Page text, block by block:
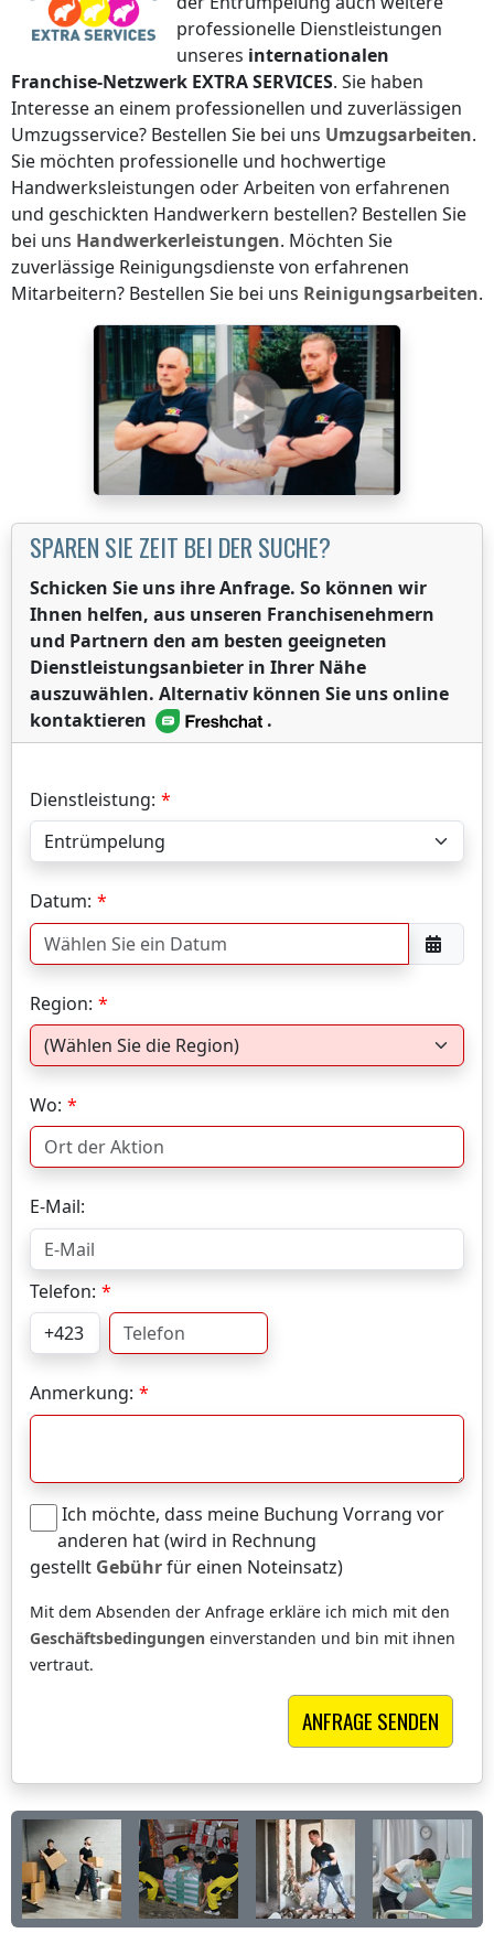
professionelle Dienstleistungen
unseres internationalen
Franchise-Netzwerk EXTRA SERVICES. Sie haben
Interesse an einem professionellen und zuverlässigen
Umzugsservice? Bestellen Sie bei uns Umzugsarbeiten.
Sie möchten professionelle und hochwertige
Handwerksleistungen oder Arbeiten von erfahrenen
und geschickten Handwerkern bestellen? Bestellen Sie
bei uns Handwerkerleistungen. Möchten Sie
zuverlässige Reinigungsdienste von erfahrenen
Mitarbeitern? Bestellen Sie bei uns Reinigungsarbeiten.
SPAREN SIE ZEIT BEI DER SUCHE?
Schicken Sie uns ihre Anfrage. So können wir
Ihnen helfen, aus unseren Franchisenehmern
und Partnern den am besten geeigneten
Dienstleistungsanbieter in Ihrer Nähe
auszuwählen. Alternativ können Sie uns online
kontaktieren
.
Dienstleistung:
Datum:
Region:
Wo:
E-Mail:
Telefon:
Anmerkung:
Ich möchte, dass meine Buchung Vorrang vor
anderen hat (wird in Rechnung
gestellt Gebührfür einen Noteinsatz)
Mit dem Absenden der Anfrage erkläre ich mich mit den
Geschäftsbedingungen einverstanden und bin mit ihnen
vertraut.